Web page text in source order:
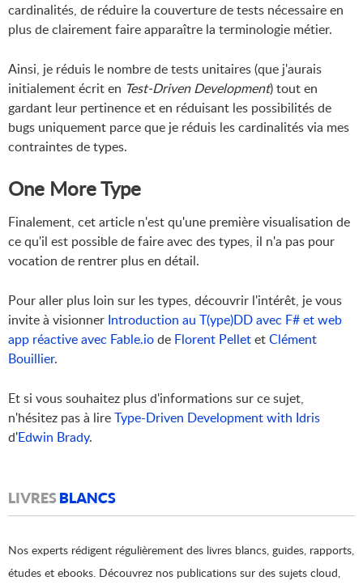
cardinalités, de réduire la couverture de tests nécessaire en
plus de clairement faire apparaître la terminologie métier.
Ainsi, je réduis le nombre de tests unitaires (que j'aurais
initialement écrit en Test-Driven Development) tout en
gardant leur pertinence et en réduisant les possibilités de
bugs uniquement parce que je réduis les cardinalités via mes
contraintes de types.
One More Type
Finalement, cet article n'est qu'une première visualisation de
ce qu'il est possible de faire avec des types, il n'a pas pour
vocation de rentrer plus en détail.
Pour aller plus loin sur les types, découvrir l'intérêt, je vous
invite à visionner Introduction au T(ype)DD avec F# et web
app réactive avec Fable.iode Florent PelletetClément
Bouillier.
Et si vous souhaitez plus d'informations sur ce sujet,
n'hésitez pas à lireType-Driven Development with Idris
d'Edwin Brady.
LIVRESBLANCS
Nos experts rédigent régulièrement des livres blancs, guides, rapports,
études et ebooks. Découvrez nos publications sur des sujets cloud,